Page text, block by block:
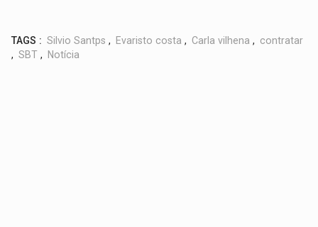
TAGS : Silvio Santps , Evaristo costa , Carla vilhena , contratar
, SBT , Notícia